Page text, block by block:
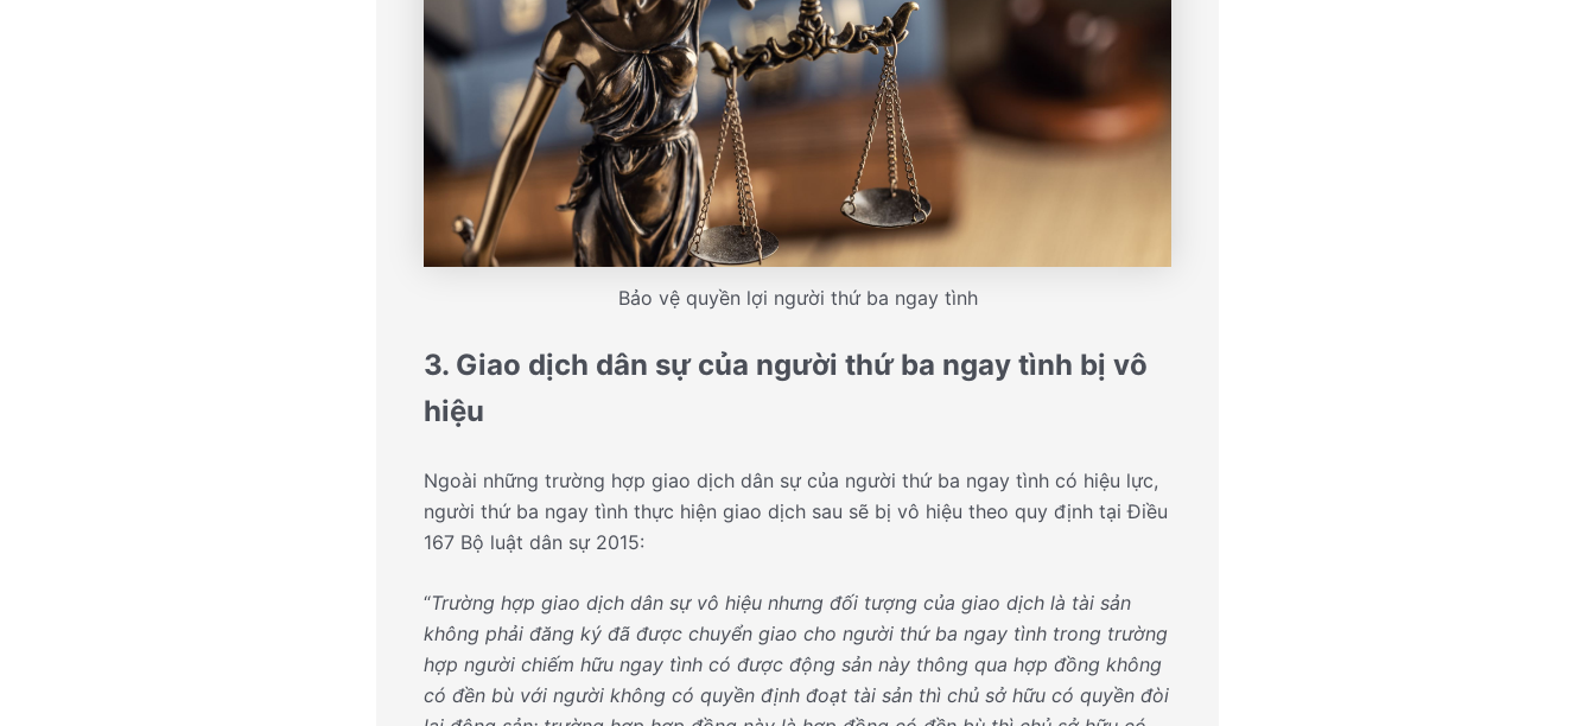
Bảo vệ quyền lợi người thứ ba ngay tình
3. Giao dịch dân sự của người thứ ba ngay tình bị vô
hiệu
Ngoài những trường hợp giao dịch dân sự của người thứ ba ngay tình có hiệu lực,
người thứ ba ngay tình thực hiện giao dịch sau sẽ bị vô hiệu theo quy định tại Điều
167 Bộ luật dân sự 2015:
“Trường hợp giao dịch dân sự vô hiệu nhưng đối tượng của giao dịch là tài sản
không phải đăng ký đã được chuyển giao cho người thứ ba ngay tình trong trường
hợp người chiếm hữu ngay tình có được động sản này thông qua hợp đồng không
có đền bù với người không có quyền định đoạt tài sản thì chủ sở hữu có quyền đòi